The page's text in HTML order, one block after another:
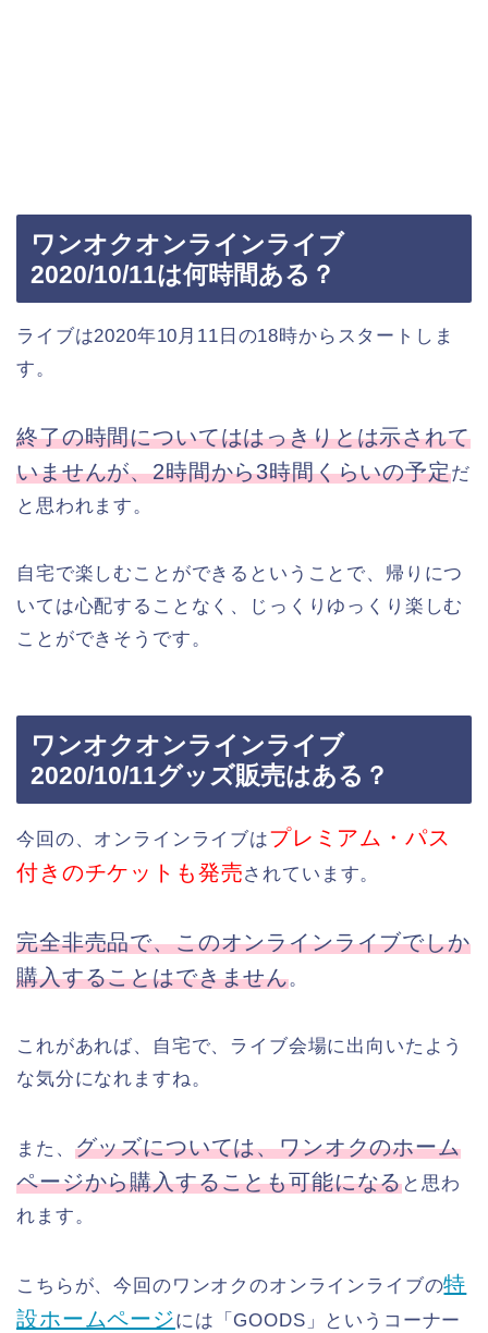
ワンオクオンラインライブ
2020/10/11は何時間ある？
ライブは2020年10月11日の18時からスタートしま
す。
終了の時間についてははっきりとは示されて
いませんが、2時間から3時間くらいの予定だ
と思われます。
自宅で楽しむことができるということで、帰りにつ
いては心配することなく、じっくりゆっくり楽しむ
ことができそうです。
ワンオクオンラインライブ
2020/10/11グッズ販売はある？
今回の、オンラインライブはプレミアム・パス
付きのチケットも発売されています。
完全非売品で、このオンラインライブでしか
購入することはできません。
これがあれば、自宅で、ライブ会場に出向いたよう
な気分になれますね。
また、 グッズについては、ワンオクのホーム
ページから購入することも可能になると思わ
れます。
こちらが、今回のワンオクのオンラインライブの特
設ホームページには「GOODS」というコーナー